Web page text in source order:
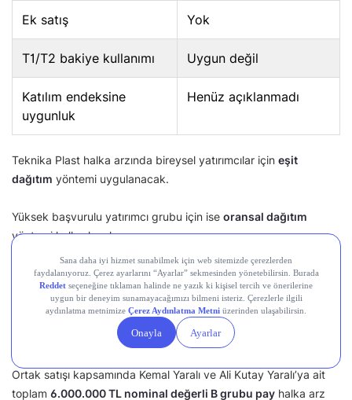
Ek satış Yok
T1/T2 bakiye kullanımı Uygun değil
Katılım endeksine
uygunluk
Henüz açıklanmadı
Teknika Plast halka arzında bireysel yatırımcılar için eşit
dağıtım yöntemi uygulanacak.
Yüksek başvurulu yatırımcı grubu için ise oransal dağıtım
yöntemi kullanılacak.
Teknika Plast Kimin?
Teknika Plast halka arzında sermaye artırımıyla birlikte mevcut
ortak satışı da yapılacak.
Ortak satışı kapsamında Kemal Yaralı ve Ali Kutay Yaralı’ya ait
toplam 6.000.000 TL nominal değerli B grubu pay halka arz